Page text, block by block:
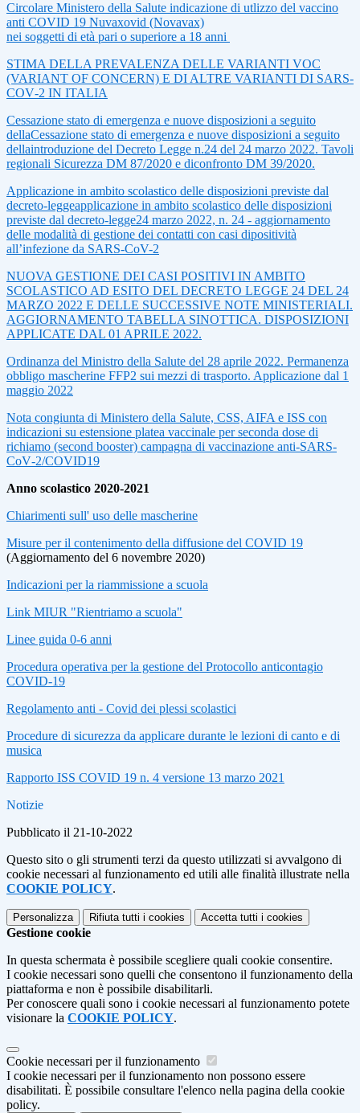
Circolare Ministero della Salute indicazione di utlizzo del vaccino
anti COVID 19 Nuvaxovid (Novavax)
nei soggetti di età pari o superiore a 18 anni
STIMA DELLA PREVALENZA DELLE VARIANTI VOC
(VARIANT OF CONCERN) E DI ALTRE VARIANTI DI SARS‐
COV‐2 IN ITALIA
Cessazione stato di emergenza e nuove disposizioni a seguito
dellaCessazione stato di emergenza e nuove disposizioni a seguito
dellaintroduzione del Decreto Legge n.24 del 24 marzo 2022. Tavoli
regionali Sicurezza DM 87/2020 e diconfronto DM 39/2020.
Applicazione in ambito scolastico delle disposizioni previste dal
decreto-leggeapplicazione in ambito scolastico delle disposizioni
previste dal decreto-legge24 marzo 2022, n. 24 - aggiornamento
delle modalità di gestione dei contatti con casi dipositività
all’infezione da SARS-CoV-2
NUOVA GESTIONE DEI CASI POSITIVI IN AMBITO
SCOLASTICO AD ESITO DEL DECRETO LEGGE 24 DEL 24
MARZO 2022 E DELLE SUCCESSIVE NOTE MINISTERIALI.
AGGIORNAMENTO TABELLA SINOTTICA. DISPOSIZIONI
APPLICATE DAL 01 APRILE 2022.
Ordinanza del Ministro della Salute del 28 aprile 2022. Permanenza
obbligo mascherine FFP2 sui mezzi di trasporto. Applicazione dal 1
maggio 2022
Nota congiunta di Ministero della Salute, CSS, AIFA e ISS con
indicazioni su estensione platea vaccinale per seconda dose di
richiamo (second booster) campagna di vaccinazione anti‐SARS‐
CoV‐2/COVID19
Anno scolastico 2020-2021
Chiarimenti sull' uso delle mascherine
Misure per il contenimento della diffusione del COVID 19
(Aggiornamento del 6 novembre 2020)
Indicazioni per la riammissione a scuola
Link MIUR "Rientriamo a scuola"
Linee guida 0-6 anni
Procedura operativa per la gestione del Protocollo anticontagio
COVID-19
Regolamento anti - Covid dei plessi scolastici
Procedure di sicurezza da applicare durante le lezioni di canto e di
musica
Rapporto ISS COVID 19 n. 4 versione 13 marzo 2021
Notizie
Pubblicato il 21-10-2022
Questo sito o gli strumenti terzi da questo utilizzati si avvalgono di
cookie necessari al funzionamento ed utili alle finalità illustrate nella
COOKIE POLICY.
Personalizza Rifiuta tutti i cookies Accetta tutti i cookies
Gestione cookie
In questa schermata è possibile scegliere quali cookie consentire.
I cookie necessari sono quelli che consentono il funzionamento della
piattaforma e non è possibile disabilitarli.
Per conoscere quali sono i cookie necessari al funzionamento potete
visionare la COOKIE POLICY.
Cookie necessari per il funzionamento
I cookie necessari per il funzionamento non possono essere
disabilitati. È possibile consultare l'elenco nella pagina della cookie
policy.